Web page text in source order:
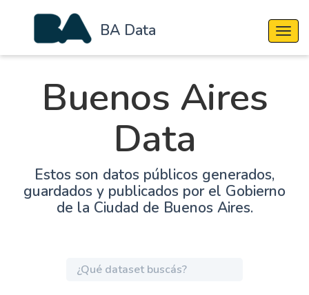
BA Data
Buenos Aires
Data
Estos son datos públicos generados,
guardados y publicados por el Gobierno
de la Ciudad de Buenos Aires.